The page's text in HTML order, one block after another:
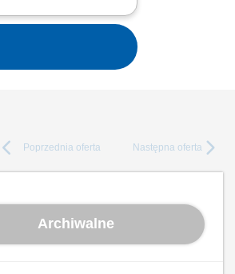
Poprzednia oferta Następna oferta
Archiwalne